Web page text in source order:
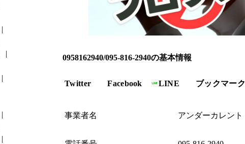
0958162940/095-816-2940の基本情報
Twitter Facebook LINE ブックマーク
事業者名 アンダーカレント